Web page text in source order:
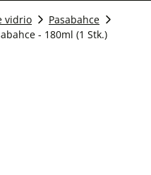
vidrio
Pasabahce
- 180ml (1 Stk.)